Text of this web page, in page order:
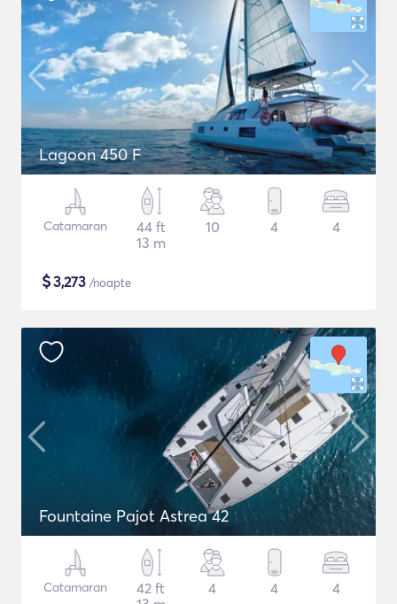
Lagoon 450 F
Catamaran
44 ft
13 m
10 4 4
$3,273 /noapte
Fountaine Pajot Astrea 42
Catamaran
42 ft
4 4 4